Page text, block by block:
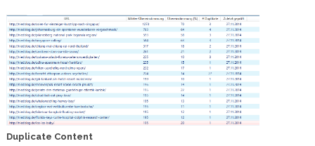
Duplicate Content